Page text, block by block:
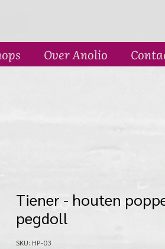
Over Anolio
Tiener - houten
pegdoll
SKU: HP-03